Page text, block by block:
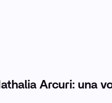
Arcuri: una